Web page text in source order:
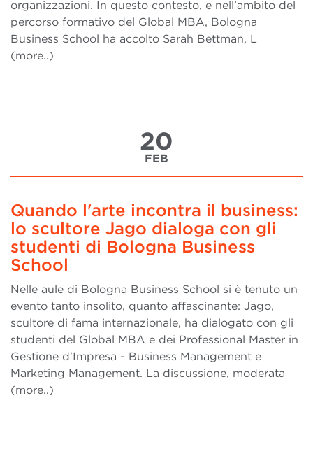
organizzazioni. In questo contesto, e nell’ambito del
percorso formativo del Global MBA, Bologna
Business School ha accolto Sarah Bettman, L
(more..)
20
FEB
Quando l'arte incontra il business:
lo scultore Jago dialoga con gli
studenti di Bologna Business
School
Nelle aule di Bologna Business School si è tenuto un
evento tanto insolito, quanto affascinante: Jago,
scultore di fama internazionale, ha dialogato con gli
studenti del Global MBA e dei Professional Master in
Gestione d'Impresa - Business Management e
Marketing Management. La discussione, moderata
(more..)